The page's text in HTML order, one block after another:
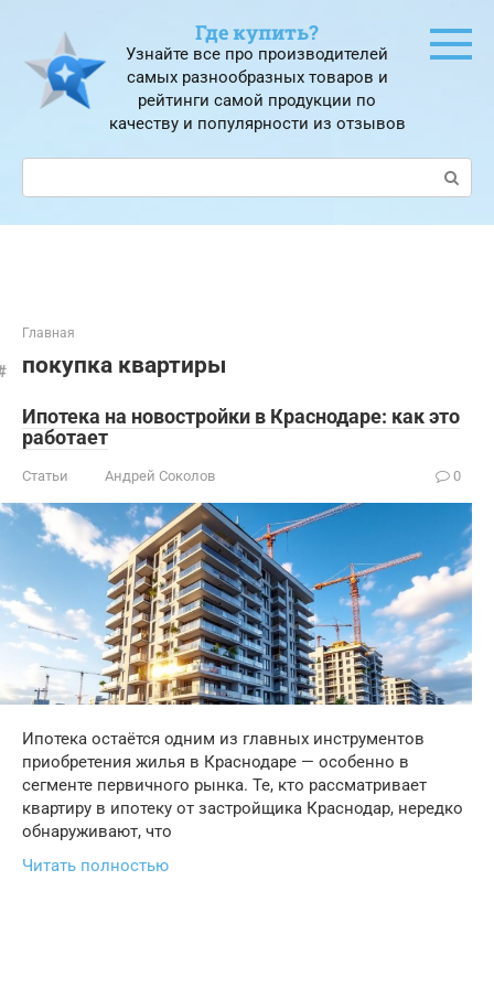
контенту
Где купить?
Узнайте все про производителей
самых разнообразных товаров и
рейтинги самой продукции по
качеству и популярности из отзывов
Поиск:
Главная
покупка квартиры
Ипотека на новостройки в Краснодаре: как это
работает
Статьи Андрей Соколов 0
Ипотека остаётся одним из главных инструментов
приобретения жилья в Краснодаре — особенно в
сегменте первичного рынка. Те, кто рассматривает
квартиру в ипотеку от застройщика Краснодар, нередко
обнаруживают, что
Читать полностью